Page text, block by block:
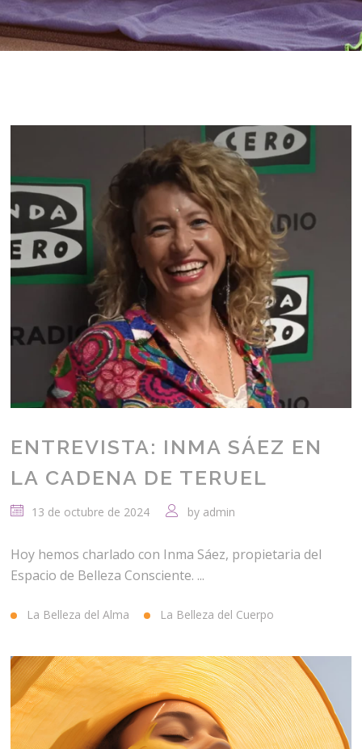
ENTREVISTA: INMA SÁEZ EN
LA CADENA DE TERUEL
13 de octubre de 2024 by admin
Hoy hemos charlado con Inma Sáez, propietaria del
Espacio de Belleza Consciente. ...
La Belleza del Alma La Belleza del Cuerpo